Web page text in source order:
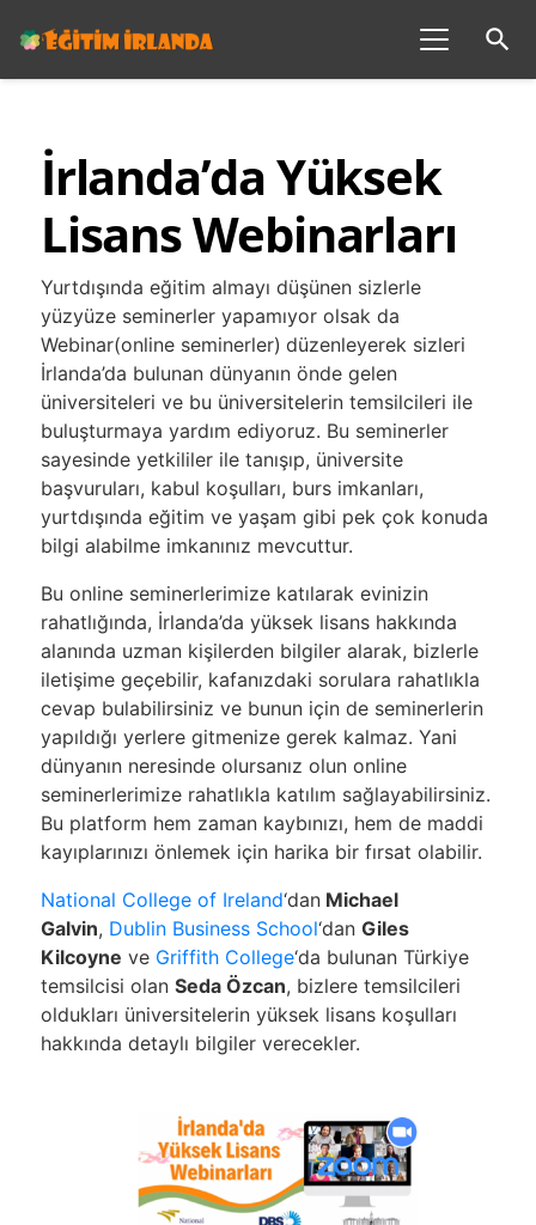
search
İrlanda’da Yüksek
Lisans Webinarları
Yurtdışında eğitim almayı düşünen sizlerle
yüzyüze seminerler yapamıyor olsak da
Webinar(online seminerler) düzenleyerek sizleri
İrlanda’da bulunan dünyanın önde gelen
üniversiteleri ve bu üniversitelerin temsilcileri ile
buluşturmaya yardım ediyoruz. Bu seminerler
sayesinde yetkililer ile tanışıp, üniversite
başvuruları, kabul koşulları, burs imkanları,
yurtdışında eğitim ve yaşam gibi pek çok konuda
bilgi alabilme imkanınız mevcuttur.
Bu online seminerlerimize katılarak evinizin
rahatlığında, İrlanda’da yüksek lisans hakkında
alanında uzman kişilerden bilgiler alarak, bizlerle
iletişime geçebilir, kafanızdaki sorulara rahatlıkla
cevap bulabilirsiniz ve bunun için de seminerlerin
yapıldığı yerlere gitmenize gerek kalmaz. Yani
dünyanın neresinde olursanız olun online
seminerlerimize rahatlıkla katılım sağlayabilirsiniz.
Bu platform hem zaman kaybınızı, hem de maddi
kayıplarınızı önlemek için harika bir fırsat olabilir.
National College of Ireland‘dan Michael
Galvin, Dublin Business School‘dan Giles
Kilcoyne ve Griffith College‘da bulunan Türkiye
temsilcisi olan Seda Özcan, bizlere temsilcileri
oldukları üniversitelerin yüksek lisans koşulları
hakkında detaylı bilgiler verecekler.